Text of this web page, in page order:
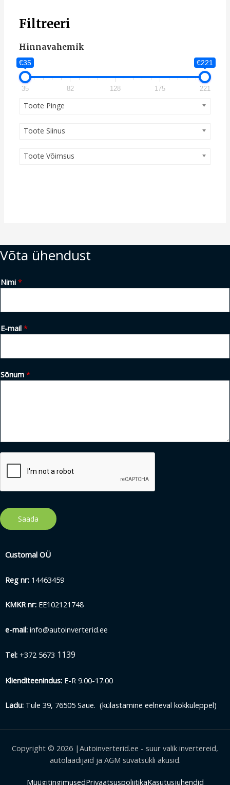
Filtreeri
Hinnavahemik
€35 €221
35 82 128 175 221
Toote Pinge
Toote Siinus
Toote Võimsus
Võta ühendust
Nimi *
E-mail *
Sõnum *
Saada
Customal OÜ
Reg nr: 14463459
KMKR nr: EE102121748
e-mail: info@autoinverterid.ee
Tel: +372 5673 1139
Klienditeenindus: E-R 9.00-17.00
Ladu: Tule 39, 76505 Saue. (külastamine eelneval kokkuleppel)
Copyright © 2026 |Autoinverterid.ee - suur valik invertereid,
autolaadijaid ja AGM süvatsükli akusid.
MüügitingimusedPrivaatsuspoliitikaKasutusjuhendid